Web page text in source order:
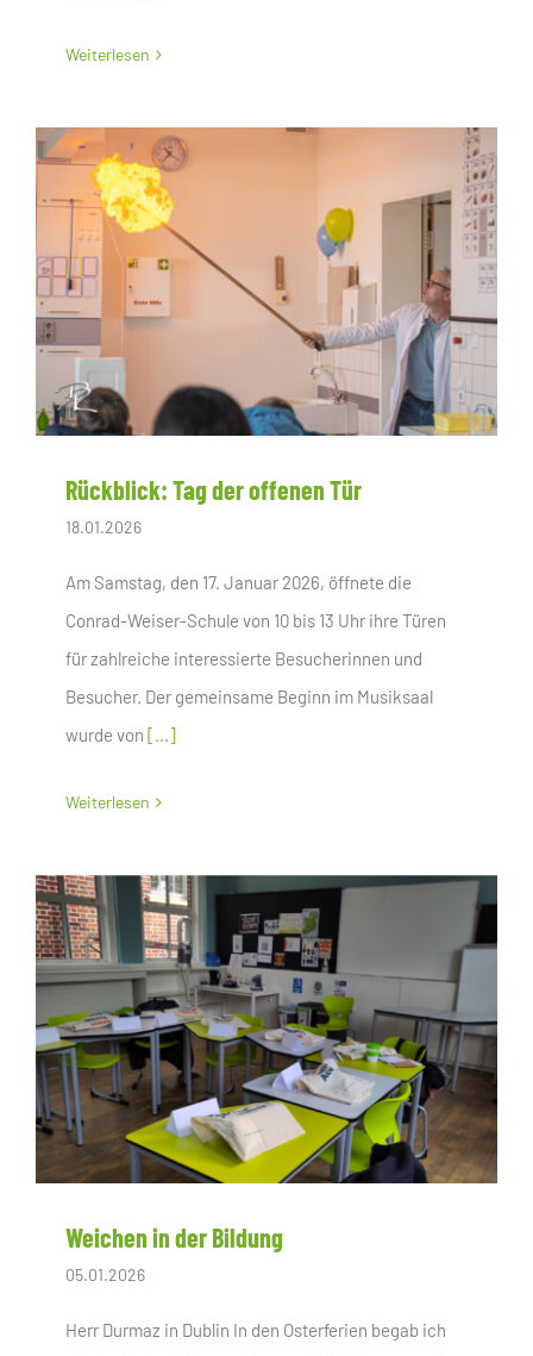
Weiterlesen
Rückblick: Tag der offenen Tür
18.01.2026
Am Samstag, den 17. Januar 2026, öffnete die
Conrad-Weiser-Schule von 10 bis 13 Uhr ihre Türen
für zahlreiche interessierte Besucherinnen und
Besucher. Der gemeinsame Beginn im Musiksaal
wurde von [...]
Weiterlesen
Weichen in der Bildung
05.01.2026
Herr Durmaz in Dublin In den Osterferien begab ich